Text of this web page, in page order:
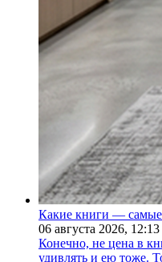
Какие книги — самые
06 августа 2026, 12:13
Конечно, не цена в
удивлять и ею тоже.